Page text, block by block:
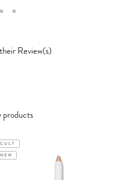
Review(s)
CULT
NEW